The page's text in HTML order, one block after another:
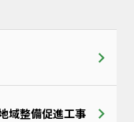
整備促進工事